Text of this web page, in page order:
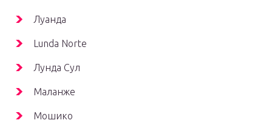
Луанда
Lunda Norte
Лунда Сул
Маланже
Мошико